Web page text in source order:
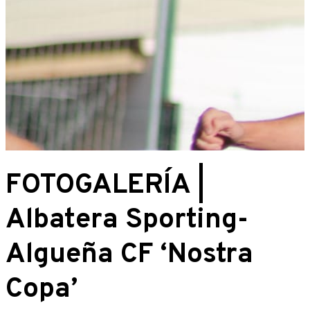
FOTOGALERÍA |
Albatera Sporting-
Algueña CF ‘Nostra
Copa’